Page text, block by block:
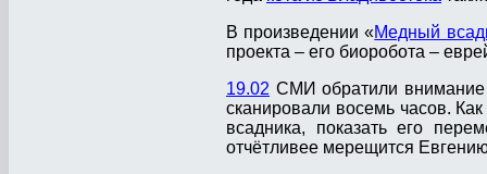
В произведении «Медный
проекта – его биоробота –
19.02 СМИ обратили внимание
сканировали восемь часов.
всадника, показать его
отчётливее мерещится